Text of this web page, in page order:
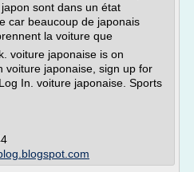
sont dans un état
car beaucoup de japonais
la voiture que
voiture japonaise is on
voiture japonaise, sign up for
In. voiture japonaise. Sports